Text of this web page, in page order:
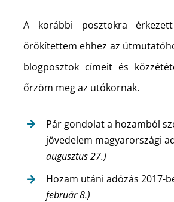
A korábbi posztokra
örökítettem ehhez az
blogposztok címeit és
őrzöm meg az utókornak.
Pár gondolat a hozamból
jövedelem magyarországi
augusztus 27.)
Hozam utáni adózás 2017-
február 8.)